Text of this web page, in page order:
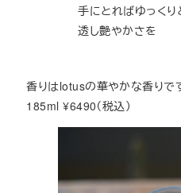
手にとればゆっく
透し艶やかさを
香りはlotusの華やかな香りで
185ml ¥6490（税込）